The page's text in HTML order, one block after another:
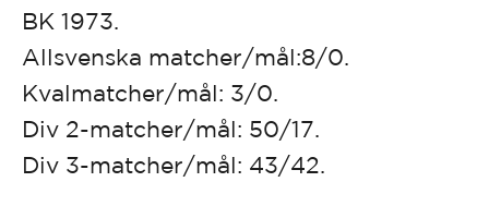
BK 1973.
Allsvenska matcher/mål:8/0.
Kvalmatcher/mål: 3/0.
Div 2-matcher/mål: 50/17.
Div 3-matcher/mål: 43/42.